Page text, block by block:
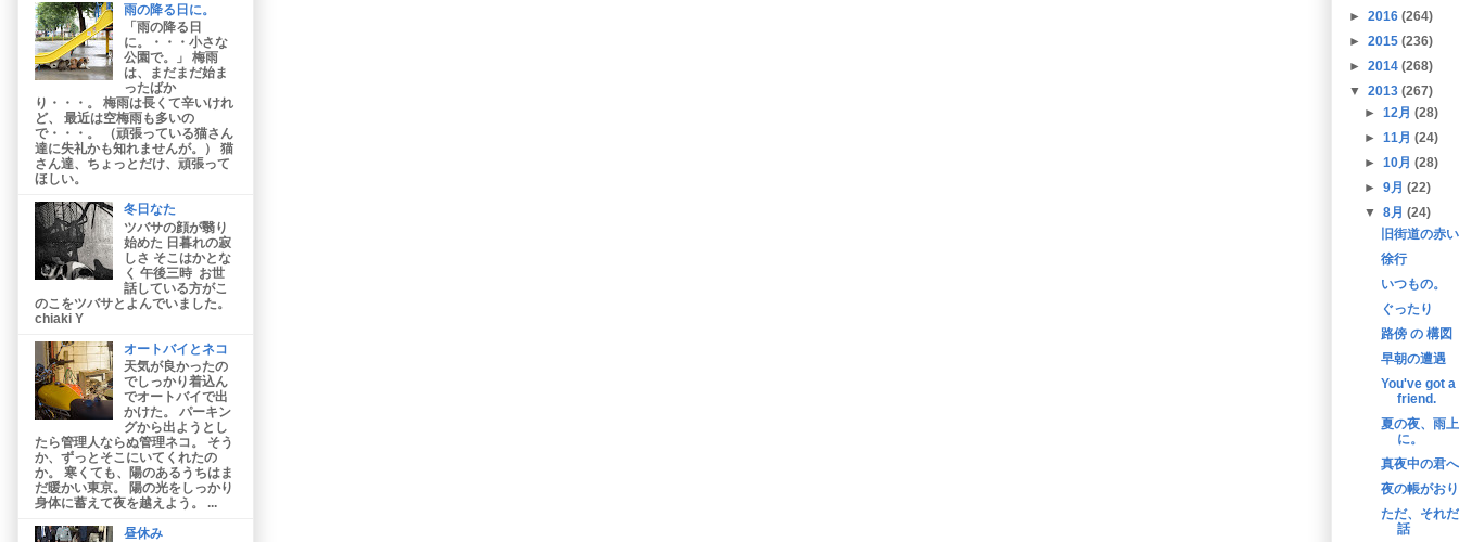
雨の降る日に。
「雨の降る日
に。・・・小さな
公園で。」 梅雨
は、まだまだ始ま
ったばか
り・・・。 梅雨は長くて辛いけれ
ど、 最近は空梅雨も多いの
で・・・。 （頑張っている猫さん
達に失礼かも知れませんが。） 猫
さん達、ちょっとだけ、頑張って
ほしい。
冬日なた
ツバサの顔が翳り
始めた 日暮れの寂
しさ そこはかとな
く 午後三時 お世
話している方がこ
のこをツバサとよんでいました。
chiaki Y
オートバイとネコ
天気が良かったの
でしっかり着込ん
でオートバイで出
かけた。 パーキン
グから出ようとし
たら管理人ならぬ管理ネコ。 そう
か、ずっとそこにいてくれたの
か。 寒くても、陽のあるうちはま
だ暖かい東京。 陽の光をしっかり
身体に蓄えて夜を越えよう。 ...
昼休み
► 2016 (264)
► 2015 (236)
► 2014 (268)
▼ 2013 (267)
►12月(28)
►11月(24)
►10月(28)
►9月(22)
▼8月(24)
旧街道の赤
徐行
いつもの。
ぐったり
路傍 の 構図
早朝の遭遇
You've got a
friend.
夏の夜、雨
に。
真夜中の君へ
夜の帳がお
ただ、それ
話